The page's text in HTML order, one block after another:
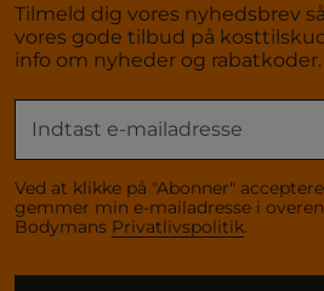
Tilmeld dig vores nyhedsbrev
vores gode tilbud på
info om nyheder og rabatkoder.
Ved at klikke på "Abonner"
gemmer min e-mailadresse i
Bodymans Privatlivspolitik.